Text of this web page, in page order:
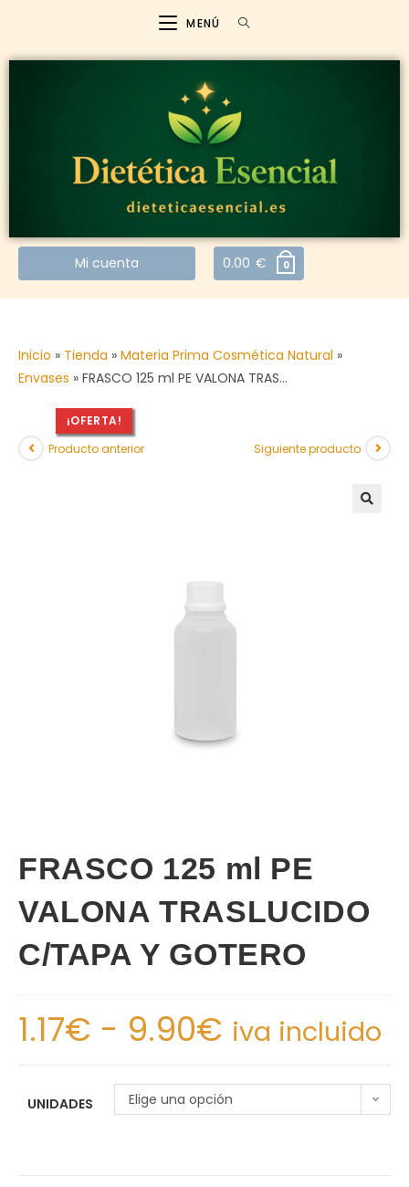
MENÚ
Mi cuenta 0.00 € 0
Inicio » Tienda » Materia Prima Cosmética Natural »
Envases » FRASCO 125 ml PE VALONA TRAS…
¡OFERTA!
Producto anterior
Siguiente producto
FRASCO 125 ml PE
VALONA TRASLUCIDO
C/TAPA Y GOTERO
1.17€ - 9.90€ iva incluido
UNIDADES Elige una opción